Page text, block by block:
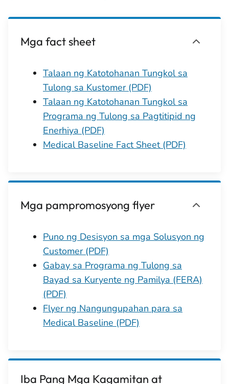
Mga fact sheet
Talaan ng Katotohanan Tungkol sa
Tulong sa Kustomer (PDF)
Talaan ng Katotohanan Tungkol sa
Programa ng Tulong sa Pagtitipid ng
Enerhiya (PDF)
Medical Baseline Fact Sheet (PDF)
Mga pampromosyong flyer
Puno ng Desisyon sa mga Solusyon ng
Customer (PDF)
Gabay sa Programa ng Tulong sa
Bayad sa Kuryente ng Pamilya (FERA)
(PDF)
Flyer ng Nangungupahan para sa
Medical Baseline (PDF)
Iba Pang Mga Kagamitan at